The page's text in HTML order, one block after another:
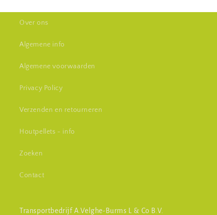
Over ons
Algemene info
Algemene voorwaarden
Privacy Policy
Verzenden en retourneren
Houtpellets - info
Zoeken
Contact
Transportbedrijf A.Velghe-Burms L & Co B.V.